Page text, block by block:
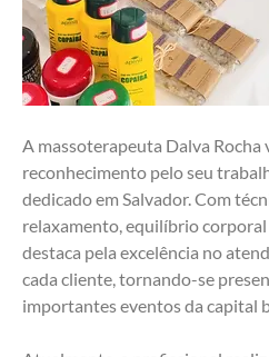
A massoterapeuta Dalva
reconhecimento pelo seu
dedicado em Salvador. Com
relaxamento, equilíbrio corporal
destaca pela excelência no
cada cliente, tornando-se
importantes eventos da capital